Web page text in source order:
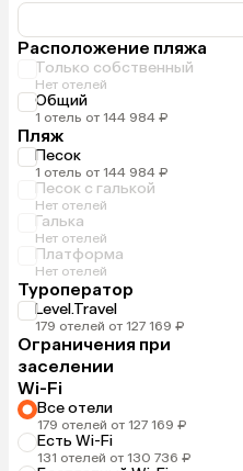
Расположение пляжа
Только собственный
Нет отелей
Общий
1 отель от 144 984 ₽
Пляж
Песок
1 отель от 144 984 ₽
Песок с галькой
Нет отелей
Галька
Нет отелей
Платформа
Нет отелей
Туроператор
Level.Travel
179 отелей от 127 169 ₽
Ограничения при
заселении
Wi-Fi
Все отели
179 отелей от 127 169 ₽
Есть Wi-Fi
131 отелей от 130 736 ₽